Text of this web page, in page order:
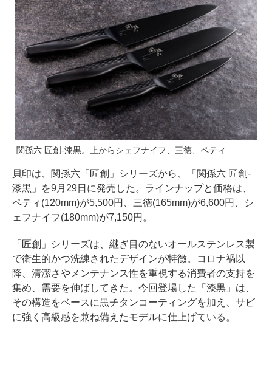
関孫六 匠創-漆黒。上からシェフナイフ、三徳、ペティ
貝印は、関孫六「匠創」シリーズから、「関孫六 匠創-
漆黒」を9月29日に発売した。ラインナップと価格は、
ペティ(120mm)が5,500円、三徳(165mm)が6,600円、シ
ェフナイフ(180mm)が7,150円。
「匠創」シリーズは、継ぎ目のないオールステンレス製
で衛生的かつ洗練されたデザインが特徴。コロナ禍以
降、清潔さやメンテナンス性を重視する消費者の支持を
集め、需要を伸ばしてきた。今回登場した「漆黒」は、
その構造をベースに黒チタンコーティングを加え、サビ
に強く高級感を兼ね備えたモデルに仕上げている。